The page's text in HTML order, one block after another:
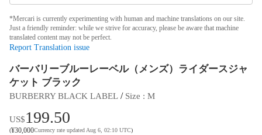
*Mercari is currently experimenting with human and machine translations on our site.
Just a friendly reminder: while we strive for accuracy, please be aware that machine
translated content may not be perfect.
Report Translation issue
バーバリーブルーレーベル（メンズ）ライダースジャ
ケット ブラック
BURBERRY BLACK LABEL / Size : M
US$199.50
(¥30,000Currency rate updated Aug 6, 02:10 UTC)